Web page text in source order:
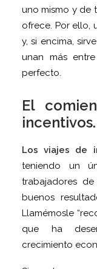
uno mismo y de
ofrece. Por ello,
y, si encima,
unan más
perfecto.
El
incentivos.
Los viajes de
teniendo un
trabajadores
buenos
Llamémosle
que ha
crecimiento